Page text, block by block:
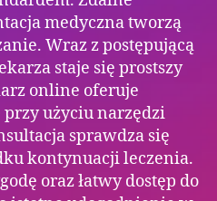
medyczna tworzą
Wraz z postępującą
staje się prostszy
online oferuje
użyciu narzędzi
sprawdza się
kontynuacji leczenia.
oraz łatwy dostęp do